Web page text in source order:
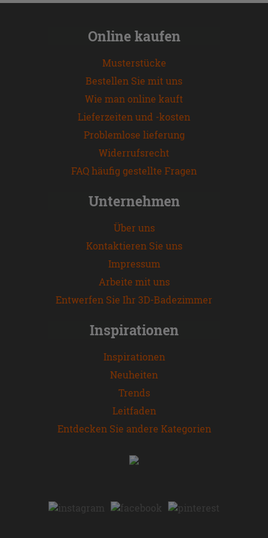
Online kaufen
Musterstücke
Bestellen Sie mit uns
Wie man online kauft
Lieferzeiten und -kosten
Problemlose lieferung
Widerrufsrecht
FAQ häufig gestellte Fragen
Unternehmen
Über uns
Kontaktieren Sie uns
Impressum
Arbeite mit uns
Entwerfen Sie Ihr 3D-Badezimmer
Inspirationen
Inspirationen
Neuheiten
Trends
Leitfaden
Entdecken Sie andere Kategorien